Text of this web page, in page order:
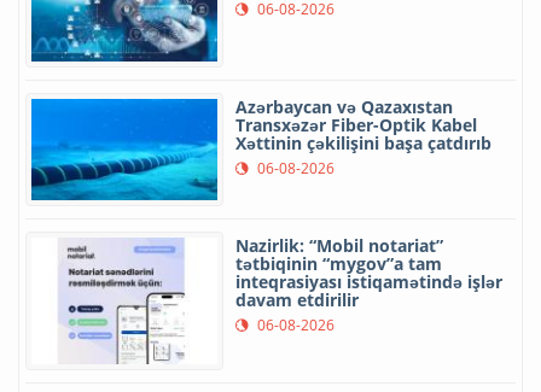
06-08-2026
Azərbaycan və Qazaxıstan
Transxəzər Fiber-Optik Kabel
Xəttinin çəkilişini başa çatdırıb
06-08-2026
Nazirlik: “Mobil notariat”
tətbiqinin “mygov”a tam
inteqrasiyası istiqamətində işlər
davam etdirilir
06-08-2026